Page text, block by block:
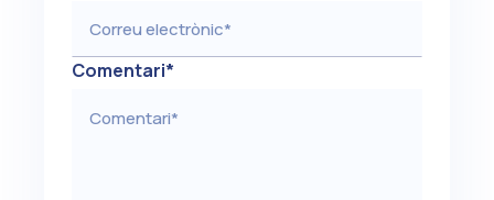
Comentari*